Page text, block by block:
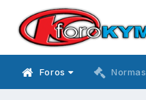
Foros Normas